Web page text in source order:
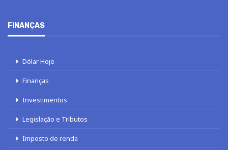
FINANÇAS
Dólar Hoje
Finanças
Investimentos
Legislação e Tributos
Imposto de renda